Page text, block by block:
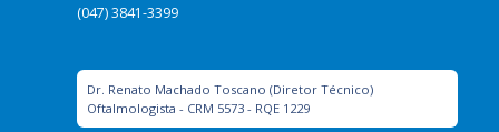
(047) 3841-3399
Dr. Renato Machado Toscano (Diretor Técnico)
Oftalmologista - CRM 5573 - RQE 1229